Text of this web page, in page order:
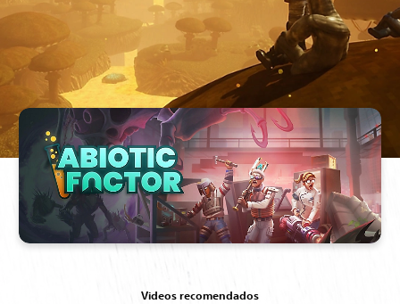
Videos recomendados